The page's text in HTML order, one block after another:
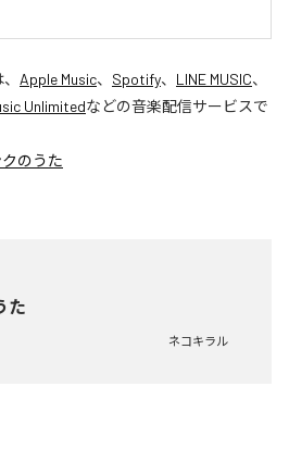
Apple Music、 Spotify、 LINE MUSIC、
Unlimitedなどの音楽配信サービスで
のうた
た
ネコキラル